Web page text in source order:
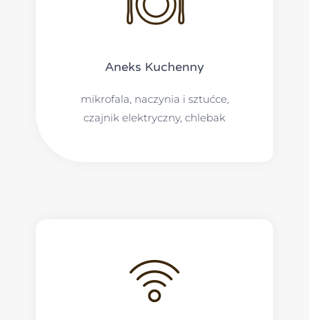
Aneks Kuchenny
mikrofala, naczynia i sztućce,
czajnik elektryczny, chlebak